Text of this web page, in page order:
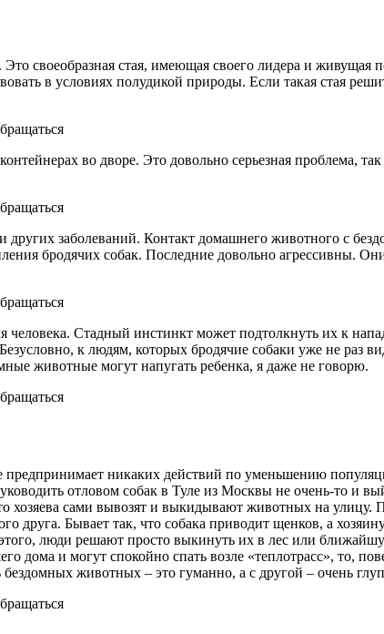
своеобразная стая, имеющая своего лидера и
в условиях полудикой природы. Если такая стая
во дворе. Это довольно серьезная проблема,
заболеваний. Контакт домашнего животного с
бродячих собак. Последние довольно агрессивны.
человека. Стадный инстинкт может подтолкнуть их к
к людям, которых бродячие собаки уже не раз
животные могут напугать ребенка, я даже не говорю.
никаких действий по уменьшению
отловом собак в Туле из Москвы не очень-то и
хозяева сами вывозят и выкидывают животных на улицу.
друга. Бывает так, что собака приводит щенков, а
люди решают просто выкинуть их в лес или
дома и могут спокойно спать возле «теплотрасс», то,
животных – это гуманно, а с другой – очень